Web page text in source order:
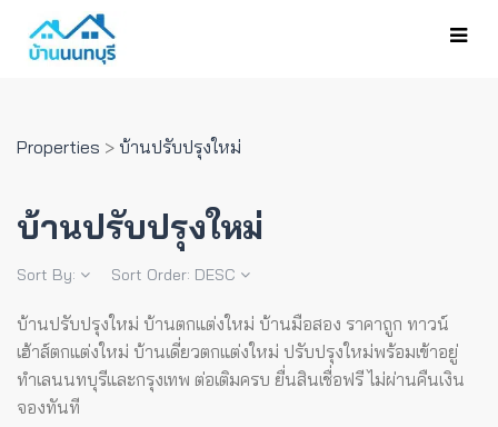
Properties > บ้านปรับปรุงใหม่
บ้านปรับปรุงใหม่
Sort By: Sort Order: DESC
บ้านปรับปรุงใหม่ บ้านตกแต่งใหม่ บ้านมือสอง ราคาถูก ทาวน์
เฮ้าส์ตกแต่งใหม่ บ้านเดี่ยวตกแต่งใหม่ ปรับปรุงใหม่พร้อมเข้าอยู่
ทำเลนนทบุรีและกรุงเทพ ต่อเติมครบ ยื่นสินเชื่อฟรี ไม่ผ่านคืนเงิน
จองทันที